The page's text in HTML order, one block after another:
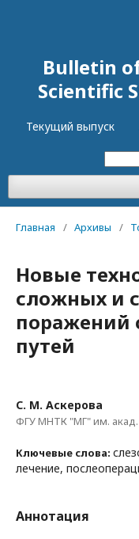
Bulletin
Scientific
Текущий выпуск
Главная / Архивы /
Новые
сложных и
поражений
путей
С. М. Аскерова
ФГУ МНТК "МГ" им.
Ключевые слова:
лечение,
Аннотация